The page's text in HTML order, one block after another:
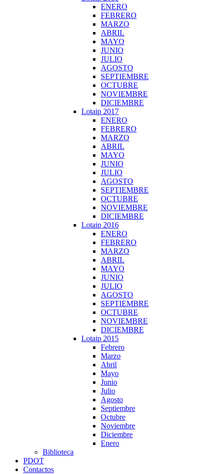
ENERO
FEBRERO
MARZO
ABRIL
MAYO
JUNIO
JULIO
AGOSTO
SEPTIEMBRE
OCTUBRE
NOVIEMBRE
DICIEMBRE
Lotaip 2017
ENERO
FEBRERO
MARZO
ABRIL
MAYO
JUNIO
JULIO
AGOSTO
SEPTIEMBRE
OCTUBRE
NOVIEMBRE
DICIEMBRE
Lotaip 2016
ENERO
FEBRERO
MARZO
ABRIL
MAYO
JUNIO
JULIO
AGOSTO
SEPTIEMBRE
OCTUBRE
NOVIEMBRE
DICIEMBRE
Lotaip 2015
Febrero
Marzo
Abril
Mayo
Junio
Julio
Agosto
Septiembre
Octubre
Noviembre
Diciembre
Enero
Biblioteca
PDOT
Contactos